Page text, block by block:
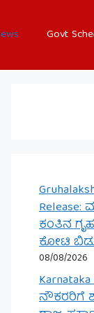
Govt
ಕಂತಿನ
ಕೋಟಿ
08/08/2026
ನೌಕರರಿಗೆ